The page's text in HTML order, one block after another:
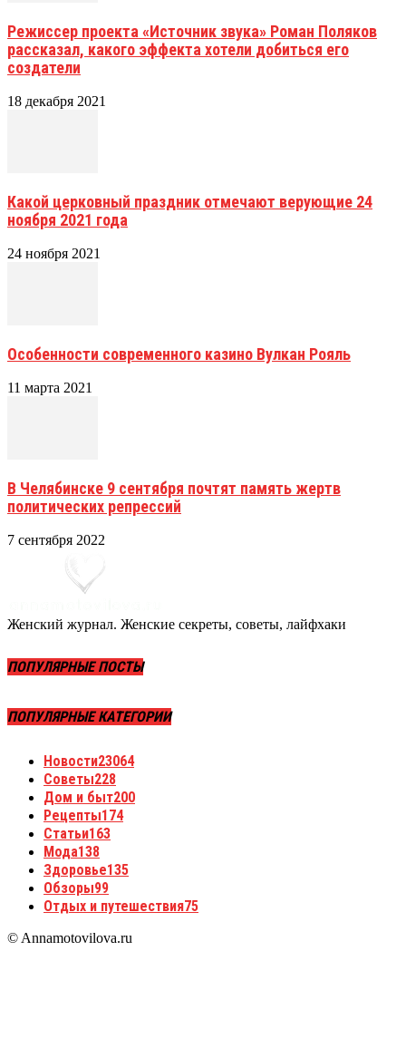
Режиссер проекта «Источник звука» Роман Поляков
рассказал, какого эффекта хотели добиться его
создатели
18 декабря 2021
Какой церковный праздник отмечают верующие 24
ноября 2021 года
24 ноября 2021
Особенности современного казино Вулкан Рояль
11 марта 2021
В Челябинске 9 сентября почтят память жертв
политических репрессий
7 сентября 2022
Женский журнал. Женские секреты, советы, лайфхаки
ПОПУЛЯРНЫЕ ПОСТЫ
ПОПУЛЯРНЫЕ КАТЕГОРИИ
Новости23064
Советы228
Дом и быт200
Рецепты174
Статьи163
Мода138
Здоровье135
Обзоры99
Отдых и путешествия75
© Annamotovilova.ru